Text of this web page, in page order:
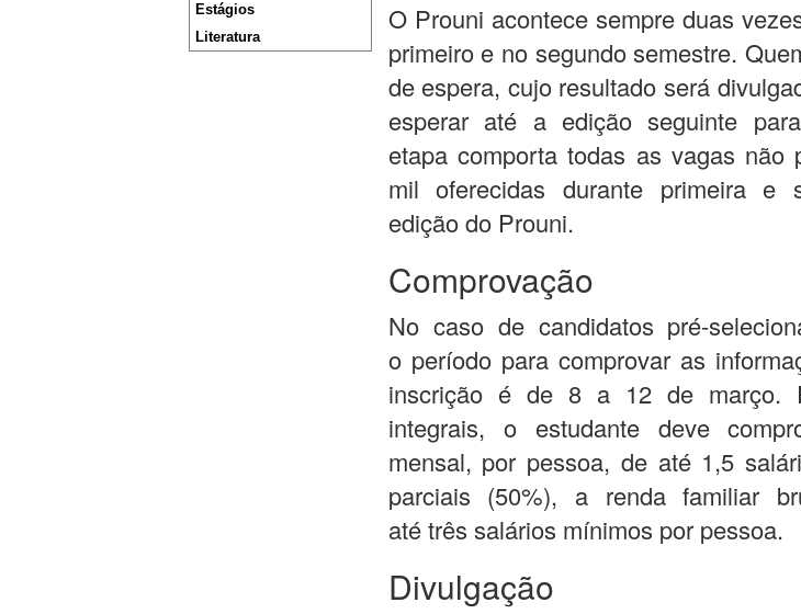
Estágios
Literatura
O Prouni acontece sempre duas
primeiro e no segundo semestre.
de espera, cujo resultado será
esperar até a edição seguinte
etapa comporta todas as vagas não
mil oferecidas durante primeira e
edição do Prouni.
Comprovação
No caso de candidatos pré-
o período para comprovar as
inscrição é de 8 a 12 de março.
integrais, o estudante deve
mensal, por pessoa, de até 1,5
parciais (50%), a renda familiar
até três salários mínimos por pessoa.
Divulgação